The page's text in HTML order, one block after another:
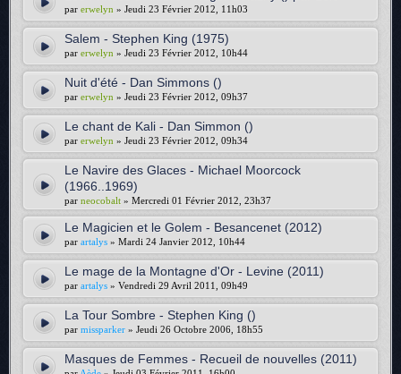
par erwelyn » Jeudi 23 Février 2012, 11h03
Salem - Stephen King (1975)
par erwelyn » Jeudi 23 Février 2012, 10h44
Nuit d'été - Dan Simmons ()
par erwelyn » Jeudi 23 Février 2012, 09h37
Le chant de Kali - Dan Simmon ()
par erwelyn » Jeudi 23 Février 2012, 09h34
Le Navire des Glaces - Michael Moorcock
(1966..1969)
par neocobalt » Mercredi 01 Février 2012, 23h37
Le Magicien et le Golem - Besancenet (2012)
par artalys » Mardi 24 Janvier 2012, 10h44
Le mage de la Montagne d'Or - Levine (2011)
par artalys » Vendredi 29 Avril 2011, 09h49
La Tour Sombre - Stephen King ()
par missparker » Jeudi 26 Octobre 2006, 18h55
Masques de Femmes - Recueil de nouvelles (2011)